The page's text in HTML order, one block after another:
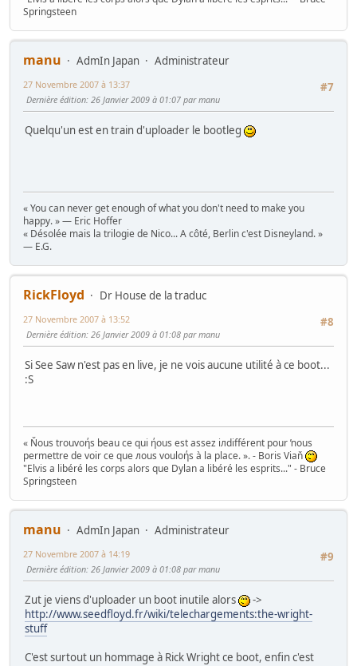
Springsteen
manu AdmIn Japan
Administrateur
#7
27 Novembre 2007 à 13:37
Dernière édition: 26 Janvier 2009 à 01:07 par manu
Quelqu'un est en train d'uploader le bootleg
« You can never get enough of what you don't need to make you
happy. » — Eric Hoffer
« Désolée mais la trilogie de Nico... A côté, Berlin c'est Disneyland. »
— E.G.
RickFloyd
Dr House de la traduc
#8
27 Novembre 2007 à 13:52
Dernière édition: 26 Janvier 2009 à 01:08 par manu
Si See Saw n'est pas en live, je ne vois aucune utilité à ce boot...
:S
« Ňous trouvoήs beau ce qui ήous est assez iлdifférent pour ŉous
permettre de voir ce que лous vouloήs à la place. ». - Boris Viaň
"Elvis a libéré les corps alors que Dylan a libéré les esprits..." - Bruce
Springsteen
manu AdmIn Japan
Administrateur
#9
27 Novembre 2007 à 14:19
Dernière édition: 26 Janvier 2009 à 01:08 par manu
Zut je viens d'uploader un boot inutile alors
->
http://www.seedfloyd.fr/wiki/telechargements:the-wright-
stuff
C'est surtout un hommage à Rick Wright ce boot, enfin c'est